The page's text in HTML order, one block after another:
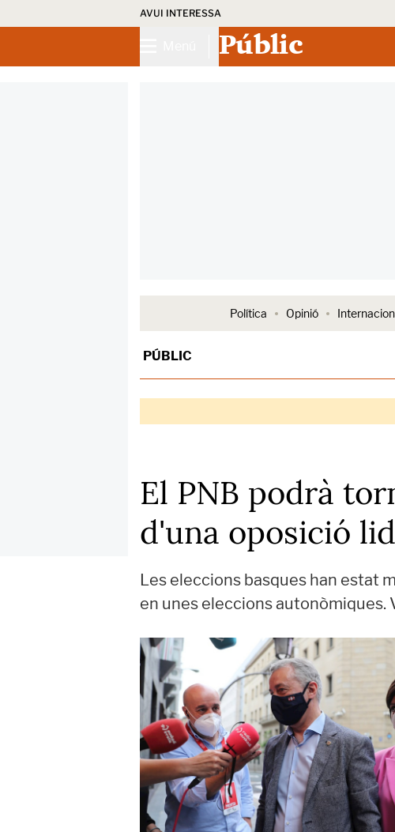
AVUI INTERESSA
Públic
Política Opinió
PÚBLIC
El PNB podrà
d'una oposició
Les eleccions basques han estat
en unes eleccions